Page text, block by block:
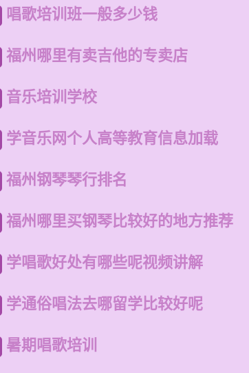
唱歌培训班一般多少钱
福州哪里有卖吉他的专卖店
音乐培训学校
学音乐网个人高等教育信息加载
福州钢琴琴行排名
福州哪里买钢琴比较好的地方推荐
学唱歌好处有哪些呢视频讲解
学通俗唱法去哪留学比较好呢
暑期唱歌培训